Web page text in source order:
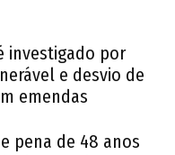
investigado por
e desvio de
emendas
pena de 48 anos